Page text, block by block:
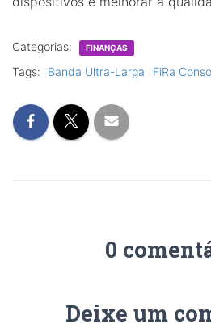
Categorias: FINANÇAS
Tags: Banda Ultra-Larga FiRa
0
Deixe um